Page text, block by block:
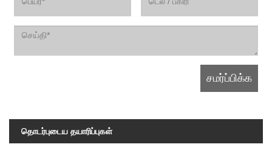
தொடர்புடைய தயாரிப்புகள்